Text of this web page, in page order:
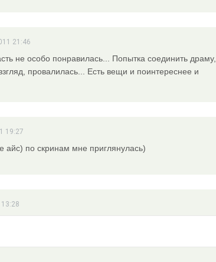
21:46
не особо понравилась... Попытка соединить драму,
провалилась... Есть вещи и поинтереснее и
19:27
айс) по скринам мне приглянулась)